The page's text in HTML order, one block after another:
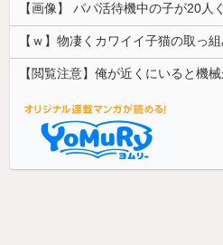
【ｗ】物凄くカワイイ子猫の取っ組
【閲覧注意】俺が近くにいると機